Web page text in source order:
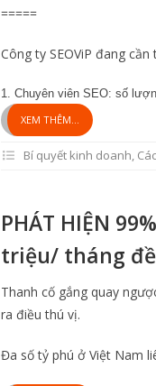
=====
Công ty SEOViP đang
1. Chuyên viên SEO: số
XEM THÊM...
Bí quyết kinh doanh,
PHÁT HIỆN
triệu/ tháng
Thanh cố gắng quay
ra điều thú vị.
Đa số tỷ phú ở Việt Nam